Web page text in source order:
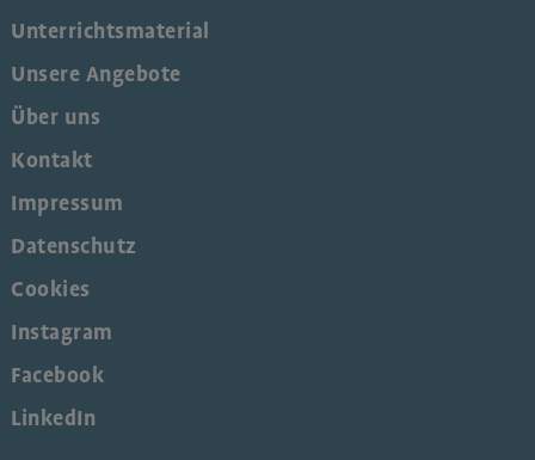
Unterrichtsmaterial
Unsere Angebote
Über uns
Kontakt
Impressum
Datenschutz
Cookies
Instagram
Facebook
LinkedIn